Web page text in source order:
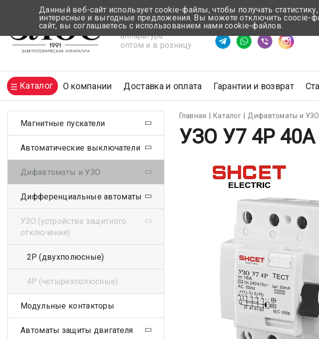
Электротехническая
аппаратура
оптом и в розницу
Время ответа ≈ 5 мин
Каталог О компании Доставка и оплата Гарантии и возврат
Главная Каталог Дифавтоматы и УЗО
УЗО У7 4Р
Магнитные пускатели
Автоматические выключатели
Дифавтоматы и УЗО
Дифференциальные автоматы
УЗО (устройства защитного
отключения)
2Р (двухполюсные)
4Р (четырехполюсные)
Модульные контакторы
Автоматы защиты двигателя
Данный веб-сайт использует cookie-файлы, чтобы получать
интересные и выгодные предложения. Вы можете отключить coocie-
сайт, вы соглашаетесь с использованием нами cookie-файлов.